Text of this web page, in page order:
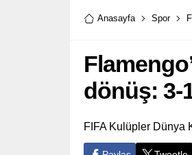
Anasayfa Spor
dönüş: 3-
FIFA Kulüpler Dünya